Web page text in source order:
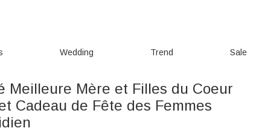
Wedding Trend Sale
Meilleure Mère et Filles du Coeur
Cadeau de Fête des Femmes